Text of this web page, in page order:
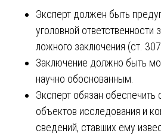
Эксперт должен быть
уголовной ответственности
ложного заключения (ст.
Заключение должно быть
научно обоснованным.
Эксперт обязан обеспечить
объектов исследования и
сведений, ставших ему